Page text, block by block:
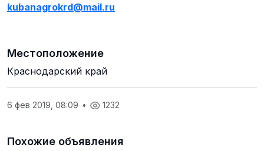
kubanagrokrd@mail.ru
Местоположение
Краснодарский край
6 фев 2019, 08:09 • 1232
Похожие объявления